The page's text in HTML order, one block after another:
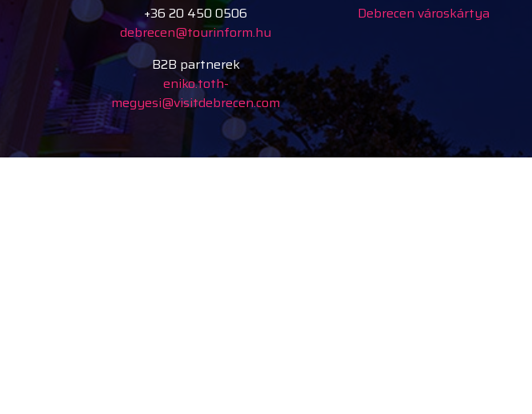
+36 20 450 0506
debrecen@tourinform.hu
B2B partnerek
eniko.toth-
megyesi@visitdebrecen.com
Debrecen városkártya